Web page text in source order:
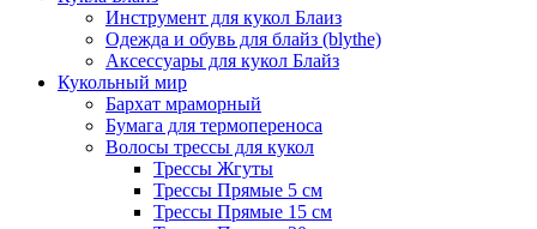
Инструмент для кукол Блаиз
Одежда и обувь для блайз (blythe)
Аксессуары для кукол Блайз
Кукольный мир
Бархат мраморный
Бумага для термопереноса
Волосы трессы для кукол
Трессы Жгуты
Трессы Прямые 5 см
Трессы Прямые 15 см